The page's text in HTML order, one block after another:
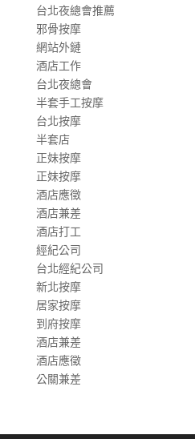
台北夜總會推薦
邪骨按摩
網站外鏈
酒店工作
台北夜總會
半套手工按摩
台北按摩
半套店
正妹按摩
正妹按摩
酒店應徵
酒店兼差
酒店打工
經紀公司
台北經紀公司
新北按摩
居家按摩
到府按摩
酒店兼差
酒店應徵
公關兼差